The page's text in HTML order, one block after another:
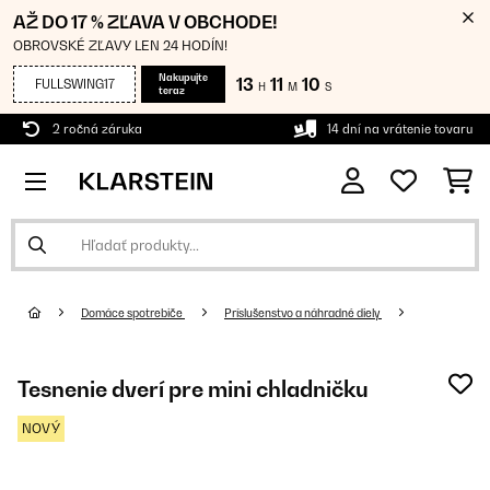
AŽ DO 17 % ZĽAVA V OBCHODE!
OBROVSKÉ ZĽAVY LEN 24 HODÍN!
FULLSWING17
Nakupujte
teraz
13 H 11 M 10 S
2 ročná záruka 14 dní na vrátenie tovaru
Domáce spotrebiče Príslušenstvo a náhradné diely
Tesnenie dverí pre mini chladničku
NOVÝ